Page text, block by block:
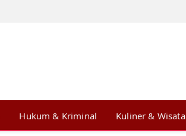
Hukum & Kriminal Kuliner & Wisata